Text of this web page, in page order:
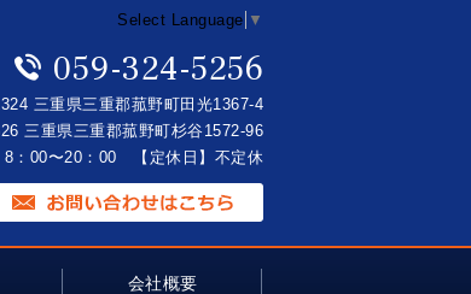
Select Language ▼
059-324-5256
三重県三重郡菰野町田光1367-4
三重県三重郡菰野町杉谷1572-96
8：00〜20：00 【定休日】不定休
会社概要